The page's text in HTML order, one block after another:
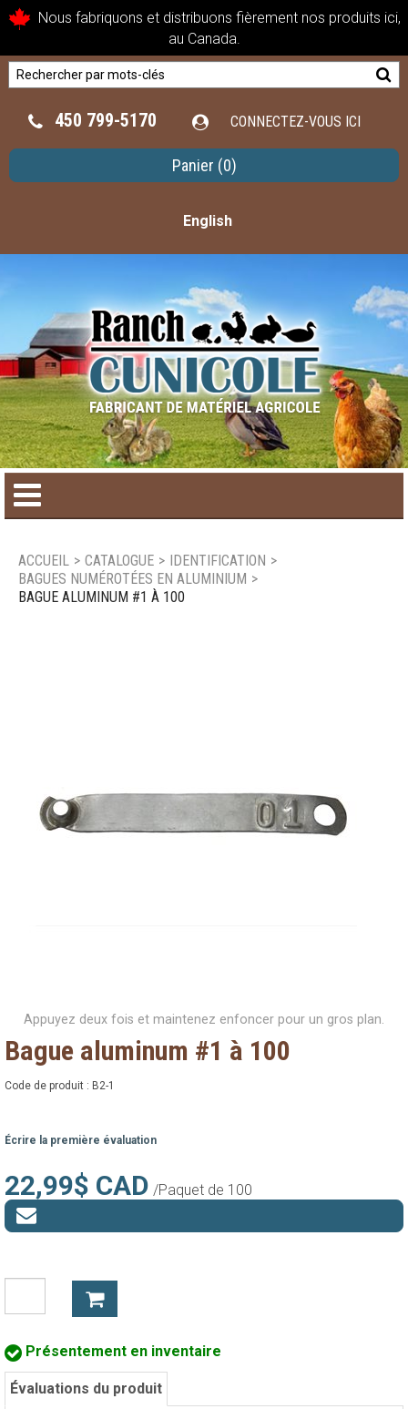
Nous fabriquons et distribuons fièrement nos produits ici,
au Canada.
450 799-5170 CONNECTEZ-VOUS ICI
Panier (0)
English
Catalogue de produit
ACCUEIL > CATALOGUE > IDENTIFICATION >
BAGUES NUMÉROTÉES EN ALUMINIUM >
BAGUE ALUMINUM #1 À 100
Appuyez deux fois et maintenez enfoncer pour un gros plan.
Bague aluminum #1 à 100
Code de produit : B2-1
Écrire la première évaluation
22,99$ CAD /Paquet de 100
Présentement en inventaire
Évaluations du produit